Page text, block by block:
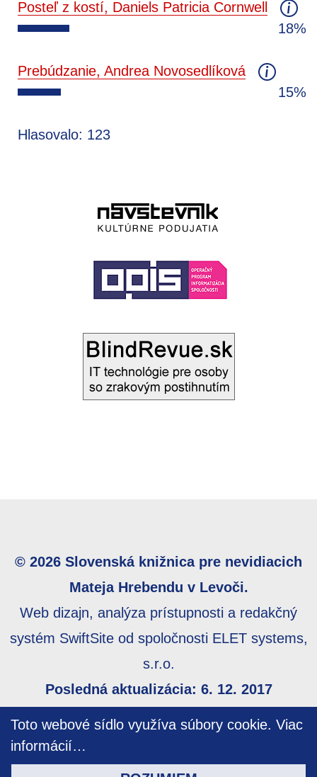
Toto webové sídlo využíva súbory cookie. Viac
informácií…
Posteľ z kostí, Daniels Patricia Cornwell
18%
Prebúdzanie, Andrea Novosedlíková
15%
Hlasovalo: 123
© 2026 Slovenská knižnica pre nevidiacich
Mateja Hrebendu v Levoči.
Web dizajn, analýza prístupnosti a redakčný
systém SwiftSite od spoločnosti ELET systems,
s.r.o.
Posledná aktualizácia: 6. 12. 2017
prístupnosti